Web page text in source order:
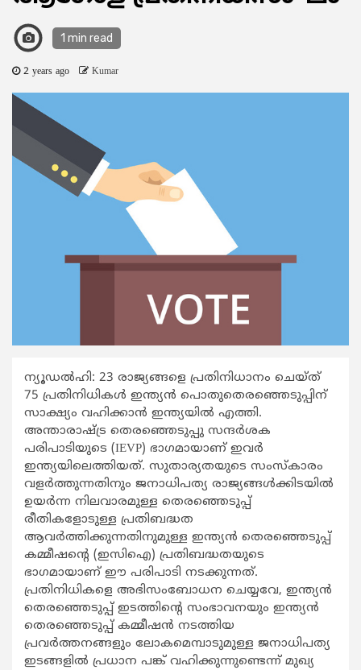
1 min read
2 years ago Kumar
ന്യൂഡൽഹി: 23 രാജ്യങ്ങളെ പ്രതിനിധാനം ചെയ്ത്
75 പ്രതിനിധികൾ ഇന്ത്യൻ പൊതുതെരഞ്ഞെടുപ്പിന്
സാക്ഷ്യം വഹിക്കാൻ ഇന്ത്യയിൽ എത്തി.
അന്താരാഷ്ട്ര തെരഞ്ഞെടുപ്പു സന്ദർശക
പരിപാടിയുടെ (IEVP) ഭാഗമായാണ് ഇവർ
ഇന്ത്യയിലെത്തിയത്. സുതാര്യതയുടെ സംസ്കാരം
വളർത്തുന്നതിനും ജനാധിപത്യ രാജ്യങ്ങൾക്കിടയിൽ
ഉയർന്ന നിലവാരമുള്ള തെരഞ്ഞെടുപ്പ്
രീതികളോടുള്ള പ്രതിബദ്ധത
ആവർത്തിക്കുന്നതിനുമുള്ള ഇന്ത്യൻ തെരഞ്ഞെടുപ്പ്
കമ്മീഷന്റെ (ഇസിഐ) പ്രതിബദ്ധതയുടെ
ഭാഗമായാണ് ഈ പരിപാടി നടക്കുന്നത്.
പ്രതിനിധികളെ അഭിസംബോധന ചെയ്യവേ, ഇന്ത്യൻ
തെരഞ്ഞെടുപ്പ് ഇടത്തിന്റെ സംഭാവനയും ഇന്ത്യൻ
തെരഞ്ഞെടുപ്പ് കമ്മീഷൻ നടത്തിയ
പ്രവർത്തനങ്ങളും ലോകമെമ്പാടുമുള്ള ജനാധിപത്യ
ഇടങ്ങളിൽ പ്രധാന പങ്ക് വഹിക്കുന്നുണ്ടെന്ന് മുഖ്യ